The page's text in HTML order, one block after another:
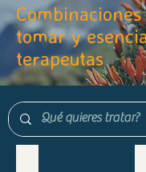
tomar y
terapeutas